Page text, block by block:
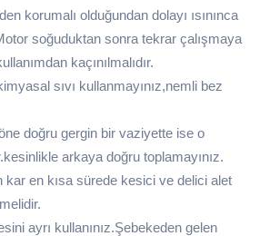
korumalı olduğundan dolayı ısınınca
soğuduktan sonra tekrar çalışmaya
kaçınılmalıdır.
sıvı kullanmayınız,nemli bez
doğru gergin bir vaziyette ise o
arkaya doğru toplamayınız.
kar en kısa sürede kesici ve delici alet
ayrı kullanınız.Şebekeden gelen